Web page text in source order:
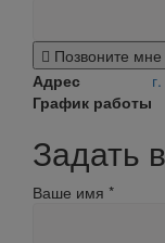
Позвоните мне
Адрес
График работы
Задать
Ваше имя *